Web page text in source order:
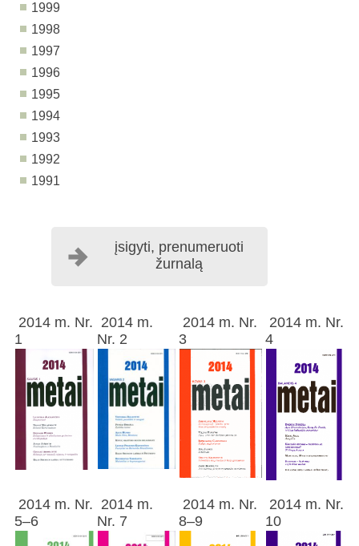
1999
1998
1997
1996
1995
1994
1993
1992
1991
įsigyti, prenumeruoti
žurnalą
2014 m. Nr.
1
2014 m.
Nr. 2
2014 m. Nr.
3
2014 m. Nr.
4
2014 m. Nr.
5–6
2014 m.
Nr. 7
2014 m. Nr.
8–9
2014 m. Nr.
10